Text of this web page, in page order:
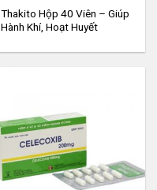
Thakito Hộp 40 Viên – Giúp
Hành Khí, Hoạt Huyết